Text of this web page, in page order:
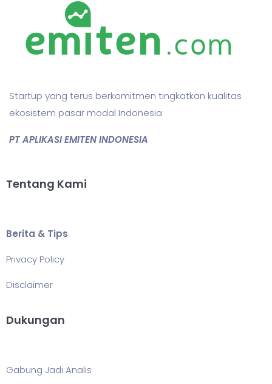
Startup yang terus berkomitmen tingkatkan kualitas
ekosistem pasar modal Indonesia
PT APLIKASI EMITEN INDONESIA
Tentang Kami
Berita & Tips
Privacy Policy
Disclaimer
Dukungan
Gabung Jadi Analis